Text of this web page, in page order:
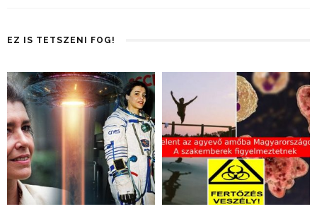
EZ IS TETSZENI FOG!